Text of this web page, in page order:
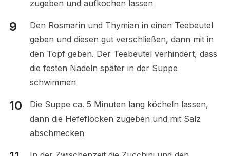
zugeben und aufkochen lassen
Den Rosmarin und Thymian in einen Teebeutel
geben und diesen gut verschließen, dann mit in
den Topf geben. Der Teebeutel verhindert, dass
die festen Nadeln später in der Suppe
schwimmen
Die Suppe ca. 5 Minuten lang köcheln lassen,
dann die Hefeflocken zugeben und mit Salz
abschmecken